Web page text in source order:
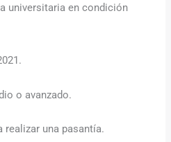
universitaria en condición
o avanzado.
realizar una pasantía.